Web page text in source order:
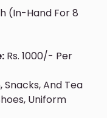
(In-Hand For 8
Rs. 1000/- Per
Snacks, And Tea
Uniform